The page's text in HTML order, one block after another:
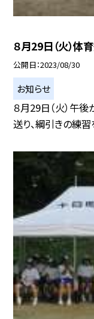
８月29日（火）体
公開日 2023/08/30
お知らせ
８月29日（火）午
送り、綱引きの練習